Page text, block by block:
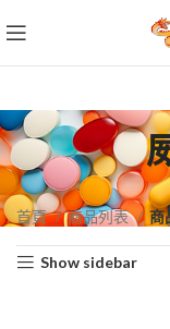
首頁 商品列表 商
Show sidebar